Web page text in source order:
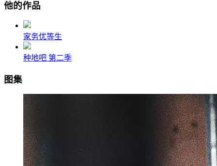
他的作品
家务优等生
种地吧 第二季
图集